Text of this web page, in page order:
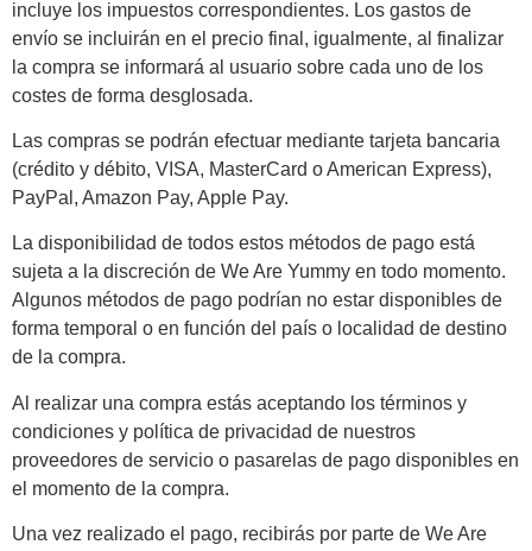
incluye los impuestos correspondientes. Los gastos de
envío se incluirán en el precio final, igualmente, al finalizar
la compra se informará al usuario sobre cada uno de los
costes de forma desglosada.
Las compras se podrán efectuar mediante tarjeta bancaria
(crédito y débito, VISA, MasterCard o American Express),
PayPal, Amazon Pay, Apple Pay.
La disponibilidad de todos estos métodos de pago está
sujeta a la discreción de We Are Yummy en todo momento.
Algunos métodos de pago podrían no estar disponibles de
forma temporal o en función del país o localidad de destino
de la compra.
Al realizar una compra estás aceptando los términos y
condiciones y política de privacidad de nuestros
proveedores de servicio o pasarelas de pago disponibles en
el momento de la compra.
Una vez realizado el pago, recibirás por parte de We Are